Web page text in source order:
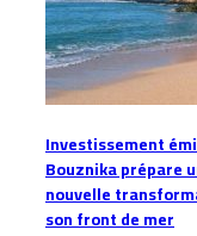
Investissement
Bouznika prépare
nouvelle
son front de mer